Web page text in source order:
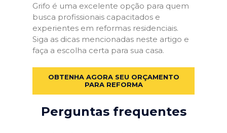
Grifo é uma excelente opção para quem
busca profissionais capacitados e
experientes em reformas residenciais.
Siga as dicas mencionadas neste artigo e
faça a escolha certa para sua casa.
OBTENHA AGORA SEU ORÇAMENTO
PARA REFORMA
Perguntas frequentes